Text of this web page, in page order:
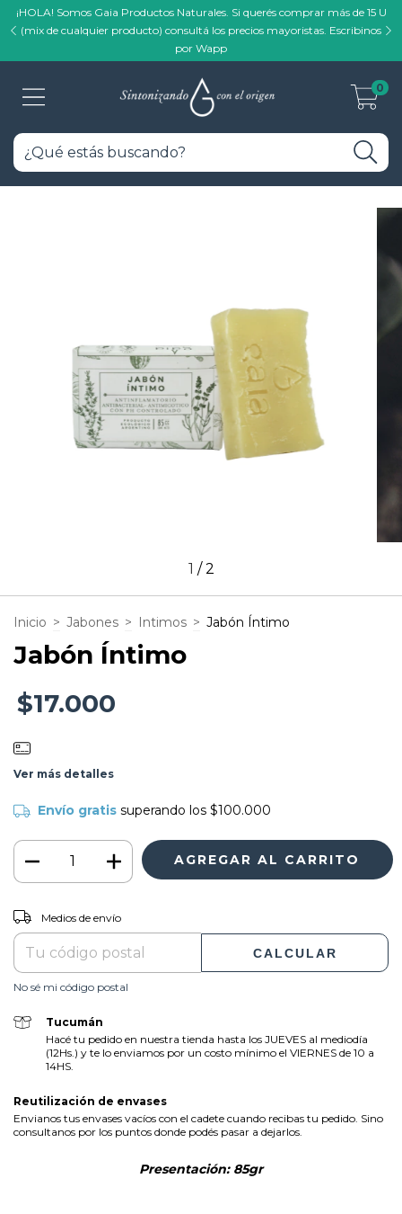
¡HOLA! Somos Gaia Productos Naturales. Si querés comprar más de 15 U
(mix de cualquier producto) consultá los precios mayoristas. Escribinos
por Wapp
0
1 /2
Inicio > Jabones > Intimos > Jabón Íntimo
Jabón Íntimo
$17.000
Ver más detalles
Envío gratis superando los $100.000
Entregas para el CP:
Medios de envío
CALCULAR
No sé mi código postal
Tucumán
Hacé tu pedido en nuestra tienda hasta los JUEVES al mediodía
(12Hs.) y te lo enviamos por un costo mínimo el VIERNES de 10 a
14HS.
Reutilización de envases
Envianos tus envases vacíos con el cadete cuando recibas tu pedido. Sino
consultanos por los puntos donde podés pasar a dejarlos.
Presentación: 85gr